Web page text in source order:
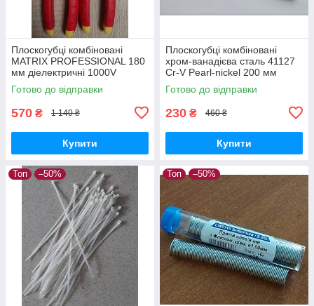
Плоскогубці комбіновані
MATRIX PROFESSIONAL 180
мм діелектричні 1000V
арт.16983
Готово до відправки
570 ₴ 1 140 ₴
Купити
Плоскогубці комбіновані
хром-ванадієва сталь 41127
Cr-V Pearl-nickel 200 мм
Haisser двокомпонентні
рукоятки 8"
Готово до відправки
230 ₴ 460 ₴
Купити
Топ –50% Топ –50%